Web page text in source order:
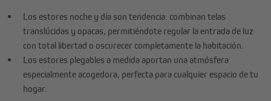
Los estores noche y día son tendencia: combinan telas
translúcidas y opacas, permitiéndote regular la entrada de luz
con total libertad o oscurecer completamente la habitación.
Los estores plegables a medida aportan una atmósfera
especialmente acogedora, perfecta para cualquier espacio de tu
hogar.